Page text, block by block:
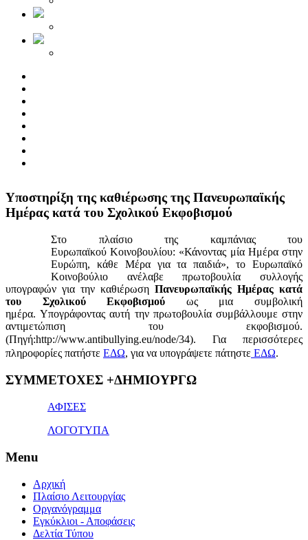
Yποστηρίξη της καθιέρωσης της Πανευρωπαϊκής
Ημέρας κατά του Σχολικού Εκφοβισμού
Στο πλαίσιο της καμπάνιας του
Ευρωπαϊκού Κοινοβουλίου: «Κάνοντας μία Ημέρα στην
Ευρώπη, κάθε Μέρα για τα παιδιά», το Ευρωπαϊκό
Κοινοβούλιο ανέλαβε πρωτοβουλία συλλογής
υπογραφών για την καθιέρωση Πανευρωπαϊκής Ημέρας κατά
του Σχολικού Εκφοβισμού ως μια συμβολική
ημέρα. Υπογράφοντας αυτή την πρωτοβουλία συμβάλλουμε στην
αντιμετώπιση του εκφοβισμού.
(Πηγή:http://www.antibullying.eu/node/34). Για περισσότερες
πληροφορίες πατήστε ΕΔΩ, για να υπογράψετε πάτηστε ΕΔΩ.
1x
ΣΥΜΜΕΤΟΧΕΣ +ΔΗΜΙΟΥΡΓΩ
ΑΦΙΣΕΣ
ΛΟΓΟΤΥΠΑ
Menu
Αρχική
Πλαίσιο Λειτουργίας
Οργανόγραμμα
Εγκύκλιοι - Αποφάσεις
Δελτία Τύπου